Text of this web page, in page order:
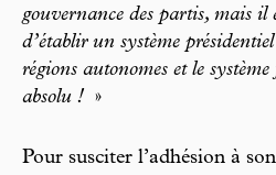
gouvernance des partis, mais il
d’établir un système
régions autonomes et le
absolu ! »
Pour susciter l’adhésion à